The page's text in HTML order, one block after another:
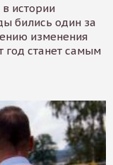
истории
бились один за
изменения
год станет самым